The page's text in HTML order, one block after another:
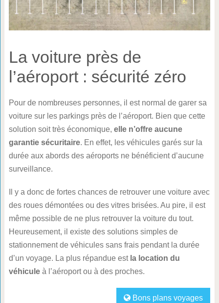
La voiture près de
l’aéroport : sécurité zéro
Pour de nombreuses personnes, il est normal de garer sa
voiture sur les parkings près de l’aéroport. Bien que cette
solution soit très économique, elle n’offre aucune
garantie sécuritaire. En effet, les véhicules garés sur la
durée aux abords des aéroports ne bénéficient d’aucune
surveillance.
Il y a donc de fortes chances de retrouver une voiture avec
des roues démontées ou des vitres brisées. Au pire, il est
même possible de ne plus retrouver la voiture du tout.
Heureusement, il existe des solutions simples de
stationnement de véhicules sans frais pendant la durée
d’un voyage. La plus répandue est la location du
véhiculeà l’aéroport ou à des proches.
Bons plans voyages